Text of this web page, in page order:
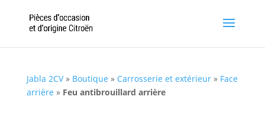
Jabla 2CV» Boutique » Carrosserie et extérieur» Face
arrière » Feu antibrouillard arrière